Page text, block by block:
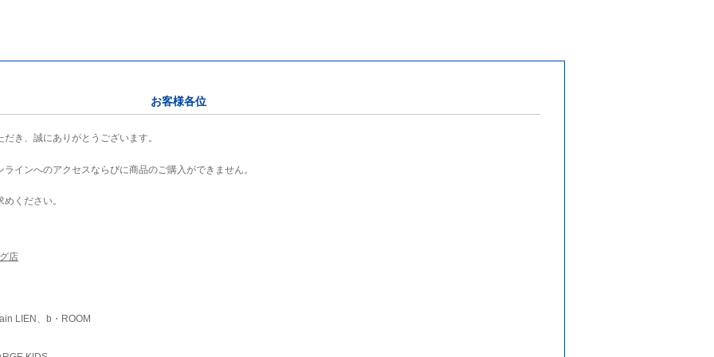
お客様各位
き、誠にありがとうございます。
インへのアクセスならびに商品のご購入ができません。
ください。
店
LIEN、b・ROOM